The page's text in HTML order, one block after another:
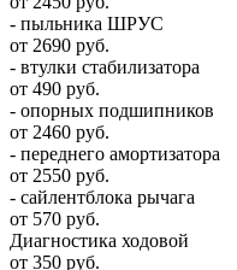
- пыльника ШРУС
от 2690 руб.
- втулки стабилизатора
от 490 руб.
- опорных подшипников
от 2460 руб.
- переднего амортизатора
от 2550 руб.
- сайлентблока рычага
от 570 руб.
Диагностика ходовой
от 350 руб.